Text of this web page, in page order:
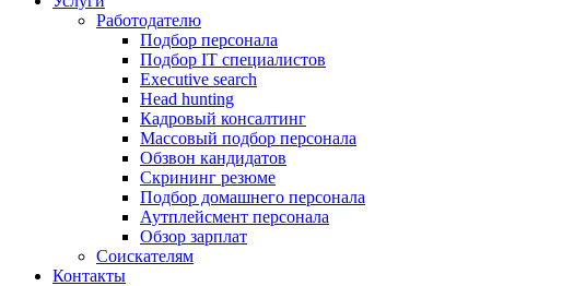
Работодателю
Подбор персонала
Подбор IT специалистов
Еxecutive search
Head hunting
Кадровый консалтинг
Массовый подбор персонала
Обзвон кандидатов
Скрининг резюме
Подбор домашнего персонала
Аутплейсмент персонала
Обзор зарплат
Соискателям
Контакты